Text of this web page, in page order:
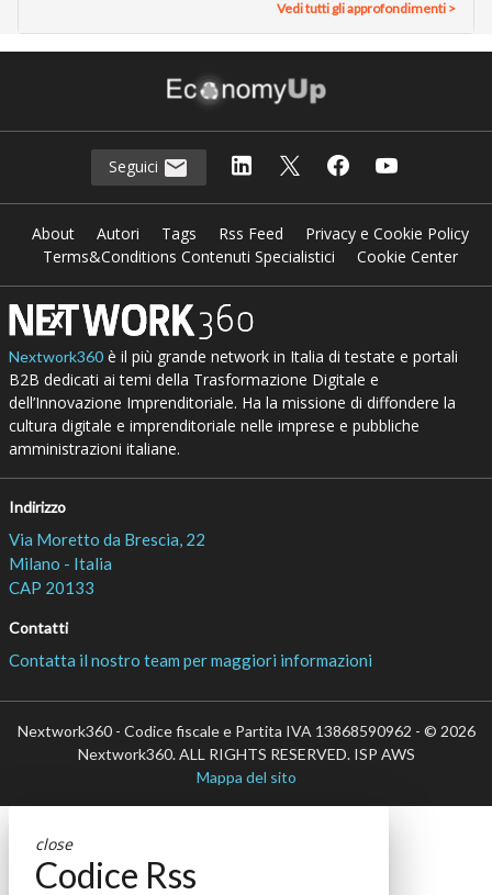
Vedi tutti gli approfondimenti >
Seguici
About Autori Tags Rss Feed
Privacy e Cookie Policy
Terms&Conditions Contenuti Specialistici
Cookie Center
Nextwork360è il più grande network in Italia di testate e portali
B2B dedicati ai temi della Trasformazione Digitale e
dell’Innovazione Imprenditoriale. Ha la missione di diffondere la
cultura digitale e imprenditoriale nelle imprese e pubbliche
amministrazioni italiane.
Indirizzo
Via Moretto da Brescia, 22
Milano - Italia
CAP 20133
Contatti
Contatta il nostro team per maggiori informazioni
Nextwork360 - Codice fiscale e Partita IVA 13868590962 - © 2026
Nextwork360. ALL RIGHTS RESERVED. ISP AWS
Mappa del sito
close
Codice Rss